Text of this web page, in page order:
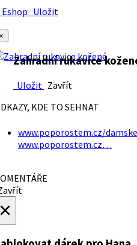
Uložit
Zahradní rukavice
Uložit Zavřít
KDE TO SEHNAT
www.poporostem.cz/
www.poporostem.cz…